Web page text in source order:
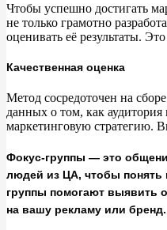
Чтобы успешно достигать
не только грамотно
оценивать её результаты.
Качественная оценка
Метод сосредоточен на
данных о том, как
маркетинговую стратегию.
Фокус-группы — это
людей из ЦА, чтобы понять
группы помогают выявить
на вашу рекламу или бренд.